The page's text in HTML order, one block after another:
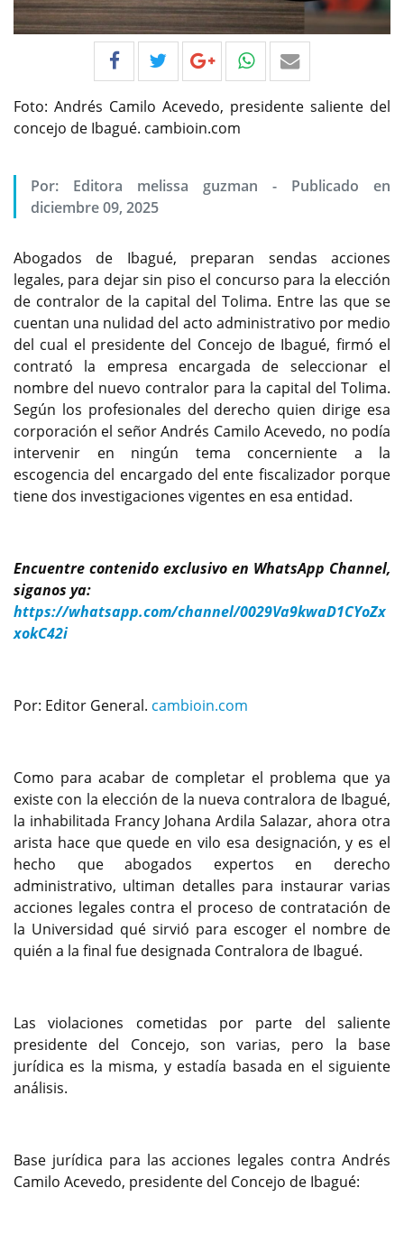
Foto: Andrés Camilo Acevedo, presidente saliente del
concejo de Ibagué. cambioin.com
Por: Editora melissa guzman - Publicado en
diciembre 09, 2025
Abogados de Ibagué, preparan sendas acciones
legales, para dejar sin piso el concurso para la elección
de contralor de la capital del Tolima. Entre las que se
cuentan una nulidad del acto administrativo por medio
del cual el presidente del Concejo de Ibagué, firmó el
contrató la empresa encargada de seleccionar el
nombre del nuevo contralor para la capital del Tolima.
Según los profesionales del derecho quien dirige esa
corporación el señor Andrés Camilo Acevedo, no podía
intervenir en ningún tema concerniente a la
escogencia del encargado del ente fiscalizador porque
tiene dos investigaciones vigentes en esa entidad.
Encuentre contenido exclusivo en WhatsApp Channel,
siganos ya:
https://whatsapp.com/channel/0029Va9kwaD1CYoZx
xokC42i
Por: Editor General. cambioin.com
Como para acabar de completar el problema que ya
existe con la elección de la nueva contralora de Ibagué,
la inhabilitada Francy Johana Ardila Salazar, ahora otra
arista hace que quede en vilo esa designación, y es el
hecho que abogados expertos en derecho
administrativo, ultiman detalles para instaurar varias
acciones legales contra el proceso de contratación de
la Universidad qué sirvió para escoger el nombre de
quién a la final fue designada Contralora de Ibagué.
Las violaciones cometidas por parte del saliente
presidente del Concejo, son varias, pero la base
jurídica es la misma, y estadía basada en el siguiente
análisis.
Base jurídica para las acciones legales contra Andrés
Camilo Acevedo, presidente del Concejo de Ibagué: